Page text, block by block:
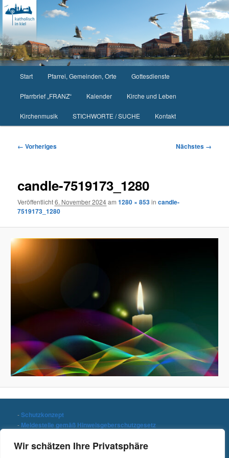
Wir schätzen Ihre Privatsphäre
Zum
primären
Inhalt
springen
Start Pfarrei, Gemeinden, Orte Gottesdienste
Pfarrbrief „FRANZ“ Kalender Kirche und Leben
Kirchenmusik STICHWORTE / SUCHE Kontakt
Bilder-
← Vorheriges Nächstes →
candle-7519173_1280
Veröffentlicht6. November 2024am1280 × 853incandle-
7519173_1280
-Schutzkonzept
- Meldestelle gemäß Hinweisgeberschutzgesetz
-Impressum